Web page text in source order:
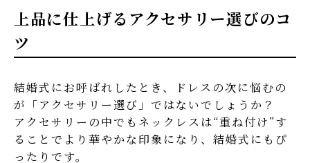
上品に仕上げるアクセサリー選びのコ
ツ
結婚式にお呼ばれしたとき、ドレスの次に悩むの
が「アクセサリー選び」ではないでしょうか？
アクセサリーの中でもネックレスは“重ね付け”す
ることでより華やかな印象になり、結婚式にもぴ
ったりです。